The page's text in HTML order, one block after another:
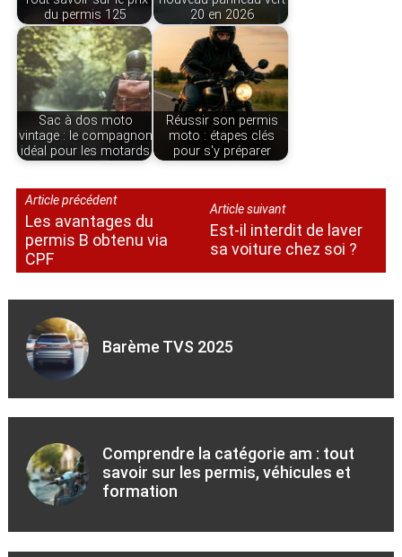
du permis 125
20 en 2026
Sac à dos moto
vintage : le compagnon
idéal pour les motards
Réussir son permis
moto : étapes clés
pour s'y préparer
Article précédent
Les avantages du
permis B obtenu via
CPF
Article suivant
Est-il interdit de laver
sa voiture chez soi ?
Barème TVS 2025
Comprendre la catégorie am : tout
savoir sur les permis, véhicules et
formation